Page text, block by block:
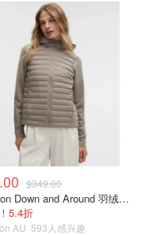
$349.00
lululemon Down and Around 羽绒夹克
5.4折
AU 593人感兴趣